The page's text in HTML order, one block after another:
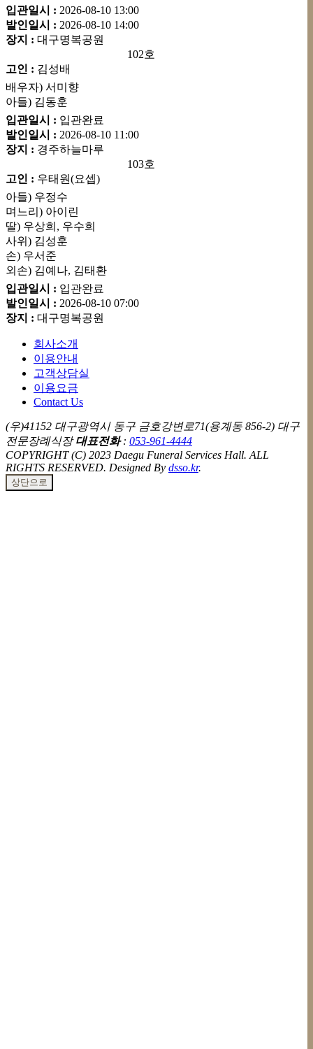
입관일시 : 2026-08-10 13:00
발인일시 : 2026-08-10 14:00
장지 : 대구명복공원
102호
고인 : 김성배
배우자) 서미향
아들) 김동훈
입관일시 : 입관완료
발인일시 : 2026-08-10 11:00
장지 : 경주하늘마루
103호
고인 : 우태원(요셉)
아들) 우정수
며느리) 아이린
딸) 우상희, 우수희
사위) 김성훈
손) 우서준
외손) 김예나, 김태환
입관일시 : 입관완료
발인일시 : 2026-08-10 07:00
장지 : 대구명복공원
회사소개
이용안내
고객상담실
이용요금
Contact Us
(우)41152 대구광역시 동구 금호강변로71(용계동 856-2) 대구
전문장례식장 대표전화: 053-961-4444
COPYRIGHT (C) 2023 Daegu Funeral Services Hall. ALL
RIGHTS RESERVED. Designed By dsso.kr.
상단으로